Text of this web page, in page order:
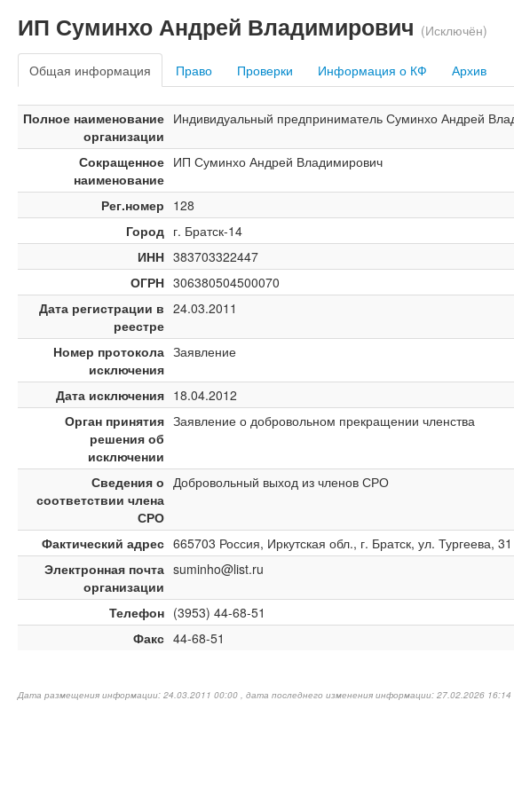
ИП Суминхо Андрей Владимирович (Исключён)
Общая информация Право Проверки Информация о КФ Архив
Полное наименование
организации
Индивидуальный предприниматель Суминхо Андрей
Сокращенное
наименование
ИП Суминхо Андрей Владимирович
Рег.номер 128
Город г. Братск-14
ИНН 383703322447
ОГРН 306380504500070
Дата регистрации в
реестре
24.03.2011
Номер протокола
исключения
Заявление
Дата исключения 18.04.2012
Орган принятия
решения об
исключении
Заявление о добровольном прекращении членства
Сведения о
соответствии члена
СРО
Добровольный выход из членов СРО
Фактический адрес 665703 Россия, Иркутская обл., г. Братск, ул. Тургеева, 31
Электронная почта
организации
suminho@list.ru
Телефон (3953) 44-68-51
Факс 44-68-51
Дата размещения информации: 24.03.2011 00:00 , дата последнего изменения информации: 27.02.2026 16:14